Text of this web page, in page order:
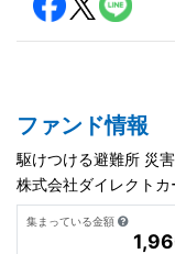
ファンド情報
駆けつける避難所 災
株式会社ダイレクトカ
集まっている金額